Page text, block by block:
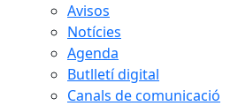
Avisos
Notícies
Agenda
Butlletí digital
Canals de comunicació